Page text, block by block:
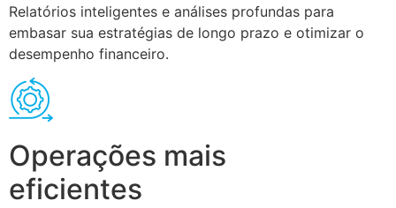
Relatórios inteligentes e análises profundas para
embasar sua estratégias de longo prazo e otimizar o
desempenho financeiro.
Operações mais
eficientes